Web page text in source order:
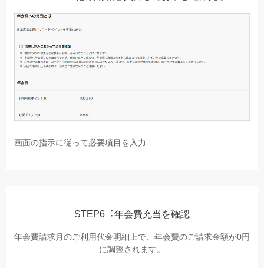
画⾯の指⽰に従って必要項⽬を⼊⼒
STEP6︓年会費充当を確認
年会費請求⽉のご利⽤代⾦明細上で、年会費のご請求⾦額が0円
に調整されます。